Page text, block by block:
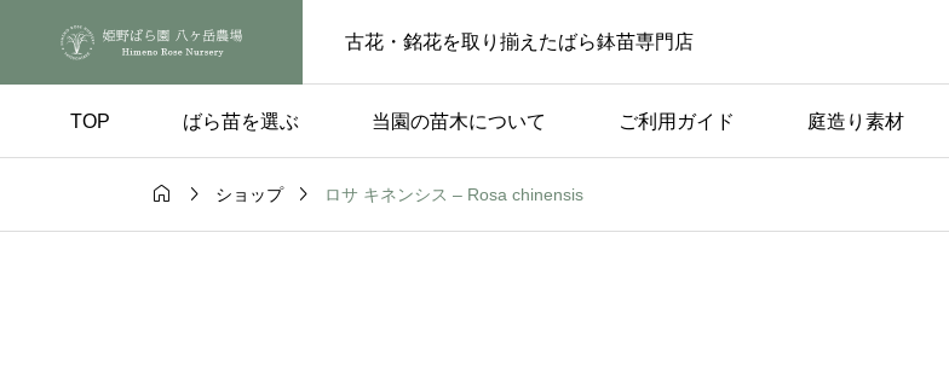
古花・銘花を取り揃えたばら鉢苗専門店
TOP ばら苗を選ぶ 当園の苗木について ご利用ガイド 庭造り素材
れ 品種の選び方 ばら苗の手入れ
  ショップ  ロサ キネンシス – Rosa chinensis